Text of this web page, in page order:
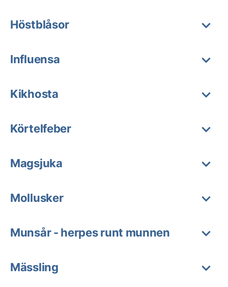
Höstblåsor
Influensa
Kikhosta
Körtelfeber
Magsjuka
Mollusker
Munsår - herpes runt munnen
Mässling